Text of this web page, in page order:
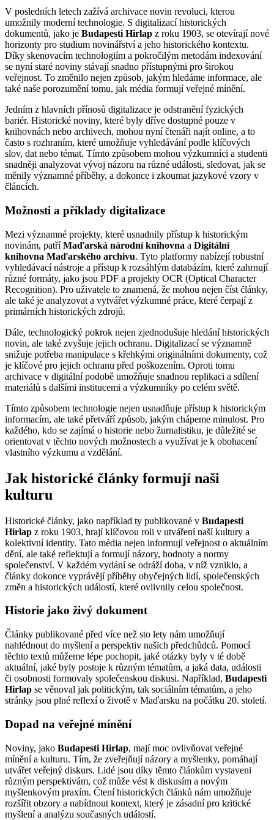
V posledních letech zažívá archivace novin revoluci, kterou
umožnily moderní technologie. S digitalizací historických
dokumentů, jako je Budapesti Hirlap z roku 1903, se otevírají nové
horizonty pro studium novinářství a jeho historického kontextu.
Díky skenovacím technologiím a pokročilým metodám indexování
se nyní staré noviny stávají snadno přístupnými pro širokou
veřejnost. To změnilo nejen způsob, jakým hledáme informace, ale
také naše porozumění tomu, jak média formují veřejné mínění.
Jedním z hlavních přínosů digitalizace je odstranění fyzických
bariér. Historické noviny, které byly dříve dostupné pouze v
knihovnách nebo archivech, mohou nyní čtenáři najít online, a to
často s rozhraním, které umožňuje vyhledávání podle klíčových
slov, dat nebo témat. Tímto způsobem mohou výzkumníci a studenti
snadněji analyzovat vývoj názoru na různé události, sledovat, jak se
měnily významné příběhy, a dokonce i zkoumat jazykové vzory v
článcích.
Možnosti a příklady digitalizace
Mezi významné projekty, které usnadnily přístup k historickým
novinám, patříMaďarská národní knihovna a Digitální
knihovna Maďarského archivu. Tyto platformy nabízejí robustní
vyhledávací nástroje a přístup k rozsáhlým databázím, které zahrnují
různé formáty, jako jsou PDF a projekty OCR (Optical Character
Recognition). Pro uživatele to znamená, že mohou nejen číst články,
ale také je analyzovat a vytvářet výzkumné práce, které čerpají z
primárních historických zdrojů.
Dále, technologický pokrok nejen zjednodušuje hledání historických
novin, ale také zvyšuje jejich ochranu. Digitalizací se významně
snižuje potřeba manipulace s křehkými originálními dokumenty, což
je klíčové pro jejich ochranu před poškozením. Oproti tomu
archivace v digitální podobě umožňuje snadnou replikaci a sdílení
materiálů s dalšími institucemi a výzkumníky po celém světě.
Tímto způsobem technologie nejen usnadňuje přístup k historickým
informacím, ale také přetváří způsob, jakým chápeme minulost. Pro
každého, kdo se zajímá o historie nebo žurnalistiku, je důležité se
orientovat v těchto nových možnostech a využívat je k obohacení
vlastního výzkumu a vzdělání.
Jak historické články formují naši
kulturu
Historické články, jako například ty publikované v Budapesti
Hirlap z roku 1903, hrají klíčovou roli v utváření naší kultury a
kolektivní identity. Tato média nejen informují veřejnost o aktuálním
dění, ale také reflektují a formují názory, hodnoty a normy
společenství. V každém vydání se odráží doba, v níž vzniklo, a
články dokonce vyprávějí příběhy obyčejných lidí, společenských
změn a historických událostí, které ovlivnily celou společnost.
Historie jako živý dokument
Články publikované před více než sto lety nám umožňují
nahlédnout do myšlení a perspektiv našich předchůdců. Pomocí
těchto textů můžeme lépe pochopit, jaké otázky byly v té době
aktuální, jaké byly postoje k různým tématům, a jaká data, události
či osobnosti formovaly společenskou diskusi. Například, Budapesti
Hirlap se věnoval jak politickým, tak sociálním tématům, a jeho
stránky jsou plné reflexí o životě v Maďarsku na počátku 20. století.
Dopad na veřejné mínění
Noviny, jako Budapesti Hirlap, mají moc ovlivňovat veřejné
mínění a kulturu. Tím, že zveřejňují názory a myšlenky, pomáhají
utvářet veřejný diskurs. Lidé jsou díky těmto článkům vystaveni
různým perspektivám, což může vést k diskusím a novým
myšlenkovým praxím. Čtení historických článků nám umožňuje
rozšířit obzory a nabídnout kontext, který je zásadní pro kritické
myšlení a analýzu současných událostí.